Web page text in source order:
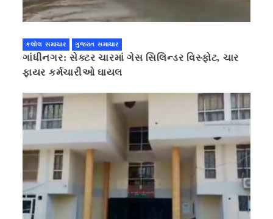
કલોલ સમાચાર ગુજરાત સમાચાર
ગાંધીનગર: સેક્ટર ચારમાં ગેસ સિલિન્ડર વિસ્ફોટ, ચાર
ફાયર કર્મચારીઓ ઘાયલ